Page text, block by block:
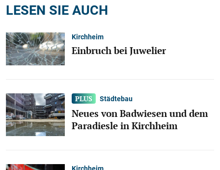
LESEN SIE AUCH
Kirchheim
Einbruch bei Juwelier
Städtebau
Neues von Badwiesen und dem
Paradiesle in Kirchheim